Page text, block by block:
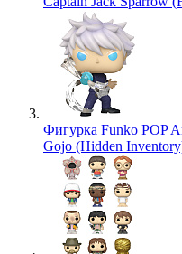
Фигурка Funko POP
Gojo (Hidden